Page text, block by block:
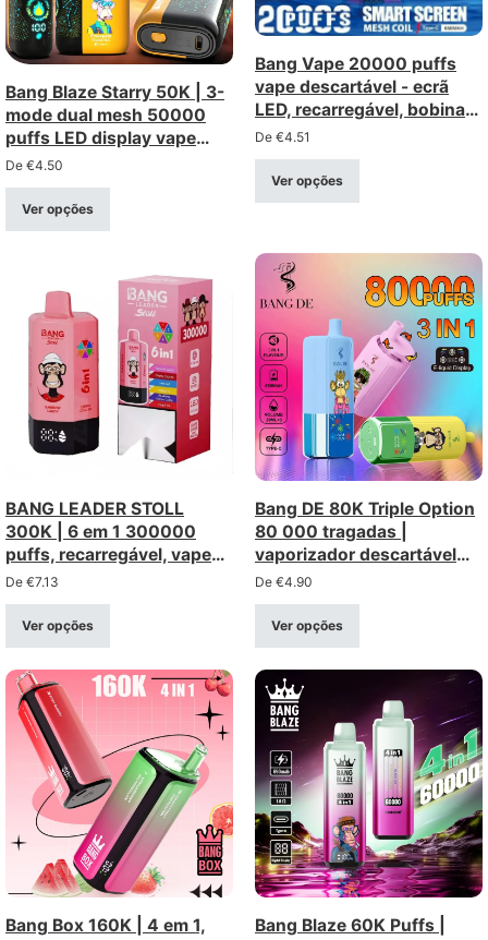
Bang Blaze Starry 50K | 3-
mode dual mesh 50000
puffs LED display vape
descartável
De €4.50
Ver opções
Bang Vape 20000 puffs
vape descartável - ecrã
LED, recarregável, bobina
de rede
De €4.51
Ver opções
BANG LEADER STOLL
300K | 6 em 1 300000
puffs, recarregável, vape
descartável a granel
De €7.13
Ver opções
Bang DE 80K Triple Option
80 000 tragadas |
vaporizador descartável
com opção ajustável, ecrã
LCD e bobinas de malha
tripla
De €4.90
Ver opções
Bang Box 160K | 4 em 1,
Bang Blaze 60K Puffs |